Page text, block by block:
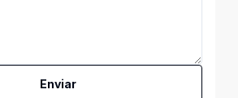
Enviar